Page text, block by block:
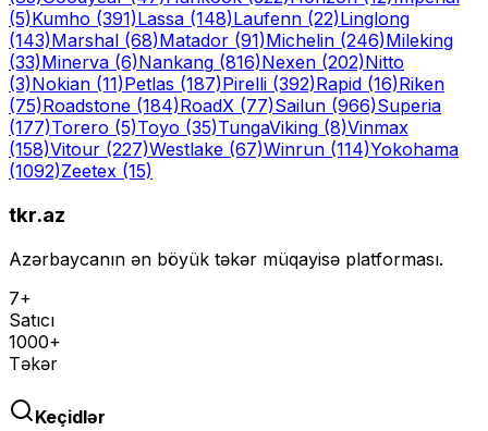
(5)Kumho (391)Lassa (148)Laufenn (22)Linglong
(143)Marshal (68)Matador (91)Michelin (246)Mileking
(33)Minerva (6)Nankang (816)Nexen (202)Nitto
(3)Nokian (11)Petlas (187)Pirelli (392)Rapid (16)Riken
(75)Roadstone (184)RoadX (77)Sailun (966)Superia
(177)Torero (5)Toyo (35)TungaViking (8)Vinmax
(158)Vitour (227)Westlake (67)Winrun (114)Yokohama
(1092)Zeetex (15)
tkr.az
Azərbaycanın ən böyük təkər müqayisə platforması.
7+
Satıcı
1000+
Təkər
Keçidlər